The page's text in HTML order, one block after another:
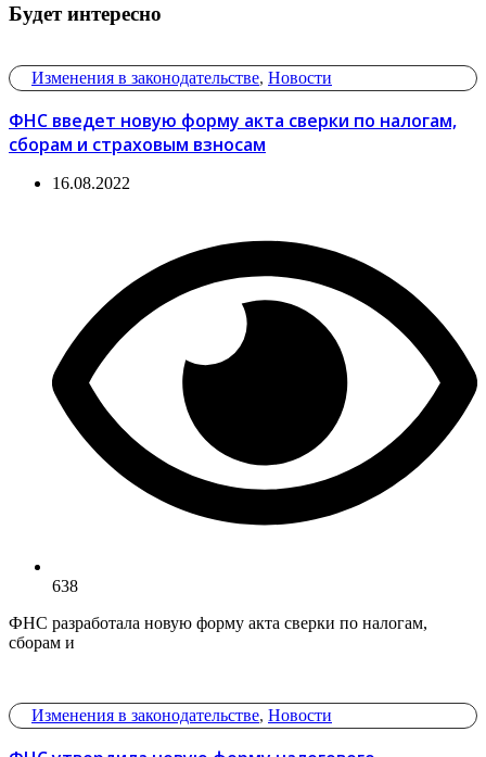
Будет интересно
Изменения в законодательстве, Новости
ФНС введет новую форму акта сверки по налогам,
сборам и страховым взносам
16.08.2022
638
ФНС разработала новую форму акта сверки по налогам,
сборам и
Изменения в законодательстве, Новости